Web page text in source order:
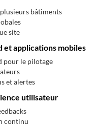
bâtiments
site
et applications mobiles
pour le pilotage
et alertes
utilisateur
continu